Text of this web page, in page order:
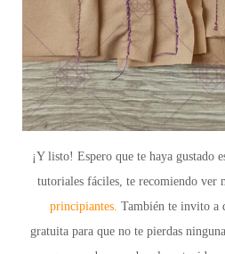
¡Y listo! Espero que te haya gustado
tutoriales fáciles, te recomiendo ver
principiantes. También te invito a
gratuita para que no te pierdas